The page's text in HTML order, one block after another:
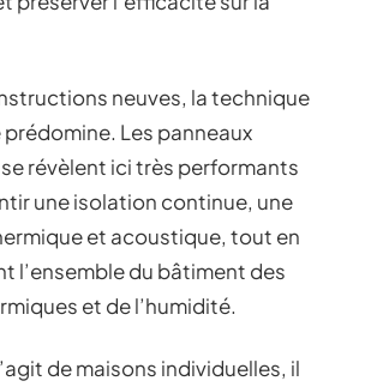
neuves, la technique
Les panneaux
révèlent ici très performants
une isolation continue, une
et acoustique, tout en
l’ensemble du bâtiment des
et de l’humidité.
de maisons individuelles, il